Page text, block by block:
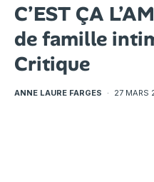
C’EST ÇA
de famille
Critique
ANNE LAURE FARGES · 27 MARS